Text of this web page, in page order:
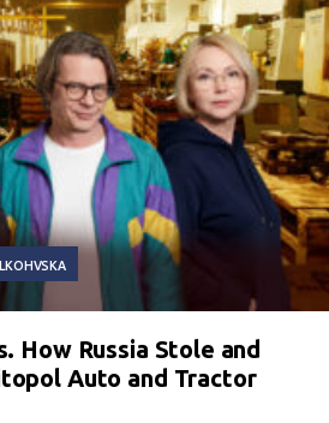
How Russia Stole and
Auto and Tractor